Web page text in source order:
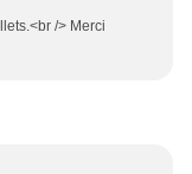
/> Merci